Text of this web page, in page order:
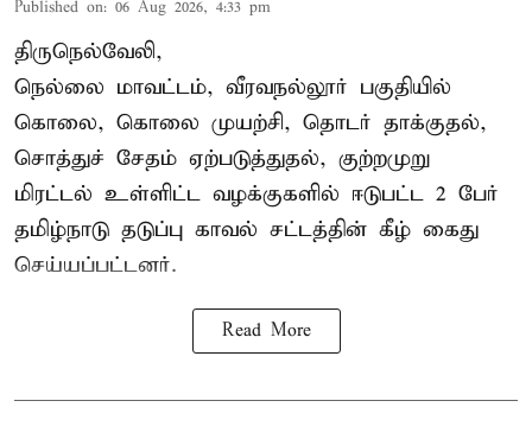
Published on: 06 Aug 2026, 4:33 pm
திருநெல்வேலி,
நெல்லை மாவட்டம், வீரவநல்லூர் பகுதியில்
கொலை, கொலை முயற்சி, தொடர் தாக்குதல்,
சொத்துச் சேதம் ஏற்படுத்துதல், குற்றமுறு
மிரட்டல் உள்ளிட்ட வழக்குகளில் ஈடுபட்ட 2 பேர்
தமிழ்நாடு தடுப்பு காவல் சட்டத்தின் கீழ் கைது
செய்யப்பட்டனர்.
Read More